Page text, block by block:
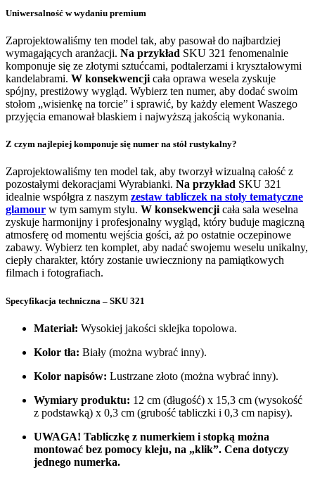
Uniwersalność w wydaniu premium
Zaprojektowaliśmy ten model tak, aby pasował do najbardziej
wymagających aranżacji. Na przykład SKU 321 fenomenalnie
komponuje się ze złotymi sztućcami, podtalerzami i kryształowymi
kandelabrami. W konsekwencji cała oprawa wesela zyskuje
spójny, prestiżowy wygląd. Wybierz ten numer, aby dodać swoim
stołom „wisienkę na torcie” i sprawić, by każdy element Waszego
przyjęcia emanował blaskiem i najwyższą jakością wykonania.
Z czym najlepiej komponuje się numer na stół rustykalny?
Zaprojektowaliśmy ten model tak, aby tworzył wizualną całość z
pozostałymi dekoracjami Wyrabianki. Na przykład SKU 321
idealnie współgra z naszym zestaw tabliczek na stoły tematyczne
glamour w tym samym stylu. W konsekwencji cała sala weselna
zyskuje harmonijny i profesjonalny wygląd, który buduje magiczną
atmosferę od momentu wejścia gości, aż po ostatnie oczepinowe
zabawy. Wybierz ten komplet, aby nadać swojemu weselu unikalny,
ciepły charakter, który zostanie uwieczniony na pamiątkowych
filmach i fotografiach.
Specyfikacja techniczna – SKU 321
Materiał: Wysokiej jakości sklejka topolowa.
Kolor tła: Biały (można wybrać inny).
Kolor napisów: Lustrzane złoto (można wybrać inny).
Wymiary produktu: 12 cm (długość) x 15,3 cm (wysokość
z podstawką) x 0,3 cm (grubość tabliczki i 0,3 cm napisy).
UWAGA! Tabliczkę z numerkiem i stopką można
montować bez pomocy kleju, na „klik”. Cena dotyczy
jednego numerka.